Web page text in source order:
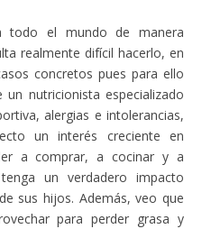
todo el mundo de manera
realmente difícil hacerlo, en
concretos pues para ello
nutricionista especializado
alergias e intolerancias,
un interés creciente en
a comprar, a cocinar y a
un verdadero impacto
sus hijos. Además, veo que
para perder grasa y